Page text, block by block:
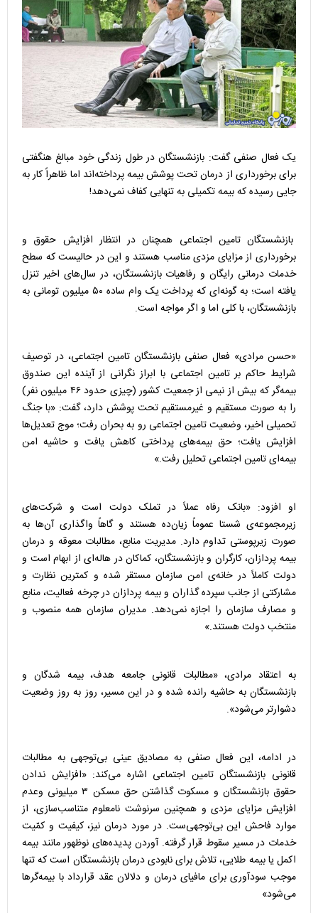
یک فعال صنفی گفت: بازنشستگان در طول زندگی خود مبالغ هنگفتی
برای برخورداری از درمان تحت پوشش بیمه پرداخته‌اند اما ظاهراً کار به
جایی رسیده که بیمه تکمیلی به تنهایی کفاف نمی‌دهد!
بازنشستگان تامین اجتماعی همچنان در انتظار افزایش حقوق و
برخورداری از مزایای مزدی مناسب هستند و این در حالیست که سطح
خدمات درمانی رایگان و رفاهیات بازنشستگان، در سال‌های اخیر تنزل
یافته است؛ به گونه‌ای که پرداخت یک وام ساده ۵۰ میلیون تومانی به
بازنشستگان، با کلی اما و اگر مواجه است.
«حسن مرادی» فعال صنفی بازنشستگان تامین اجتماعی، در توصیف
شرایط حاکم بر تامین اجتماعی با ابراز نگرانی از آینده این صندوق
بیمه‌گر که بیش از نیمی از جمعیت کشور (چیزی حدود ۴۶ میلیون نفر)
را به صورت مستقیم و غیرمستقیم تحت پوشش دارد، گفت: «با جنگ
تحمیلی اخیر، وضعیت تامین اجتماعی رو به بحران رفت؛ موج تعدیل‌ها
افزایش یافت؛ حق بیمه‌های پرداختی کاهش یافت و حاشیه امن
بیمه‌ای تامین اجتماعی تحلیل رفت.»
او افزود: «بانک رفاه عملاً در تملک دولت است و شرکت‌های
زیرمجموعه‌ی شستا عموماً زیان‌ده هستند و گاهاً واگذاری آن‌ها به
صورت زیرپوستی تداوم دارد. مدیریت منابع، مطالبات معوقه و درمان
بیمه پردازان، کارگران و بازنشستگان، کماکان در هاله‌ای از ابهام است و
دولت کاملاً در خانه‌ی امن سازمان مستقر شده و کمترین نظارت و
مشارکتی از جانب سپرده گذاران و بیمه پردازان در چرخه فعالیت، منابع
و مصارف سازمان را اجازه نمی‌دهد. مدیران سازمان همه منصوب و
منتخب دولت هستند.»
به اعتقاد مرادی، «مطالبات قانونی جامعه هدف، بیمه شدگان و
بازنشستگان به حاشیه رانده شده و در این مسیر، روز به روز وضعیت
دشوارتر می‌شود».
در ادامه، این فعال صنفی به مصادیق عینی بی‌توجهی به مطالبات
قانونی بازنشستگان تامین اجتماعی اشاره می‌کند: «افزایش ندادن
حقوق بازنشستگان و مسکوت گذاشتن حق مسکن ۳ میلیونی وعدم
افزایش مزایای مزدی و همچنین سرنوشت نامعلوم متناسب‌سازی، از
موارد فاحش این بی‌توجهی‌ست. در مورد درمان نیز، کیفیت و کمّیت
خدمات در مسیر سقوط قرار گرفته. آوردن پدیده‌های نوظهور مانند بیمه
اکمل یا بیمه طلایی، تلاش برای نابودی درمان بازنشستگان است که تنها
موجب سودآوری برای مافیای درمان و دلالان عقد قرارداد با بیمه‌گرها
می‌شود»